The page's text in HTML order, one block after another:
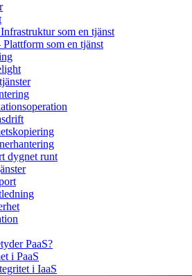
som en tjänst
Plattform som en tjänst
dygnet runt
PaaS?
i PaaS
i IaaS